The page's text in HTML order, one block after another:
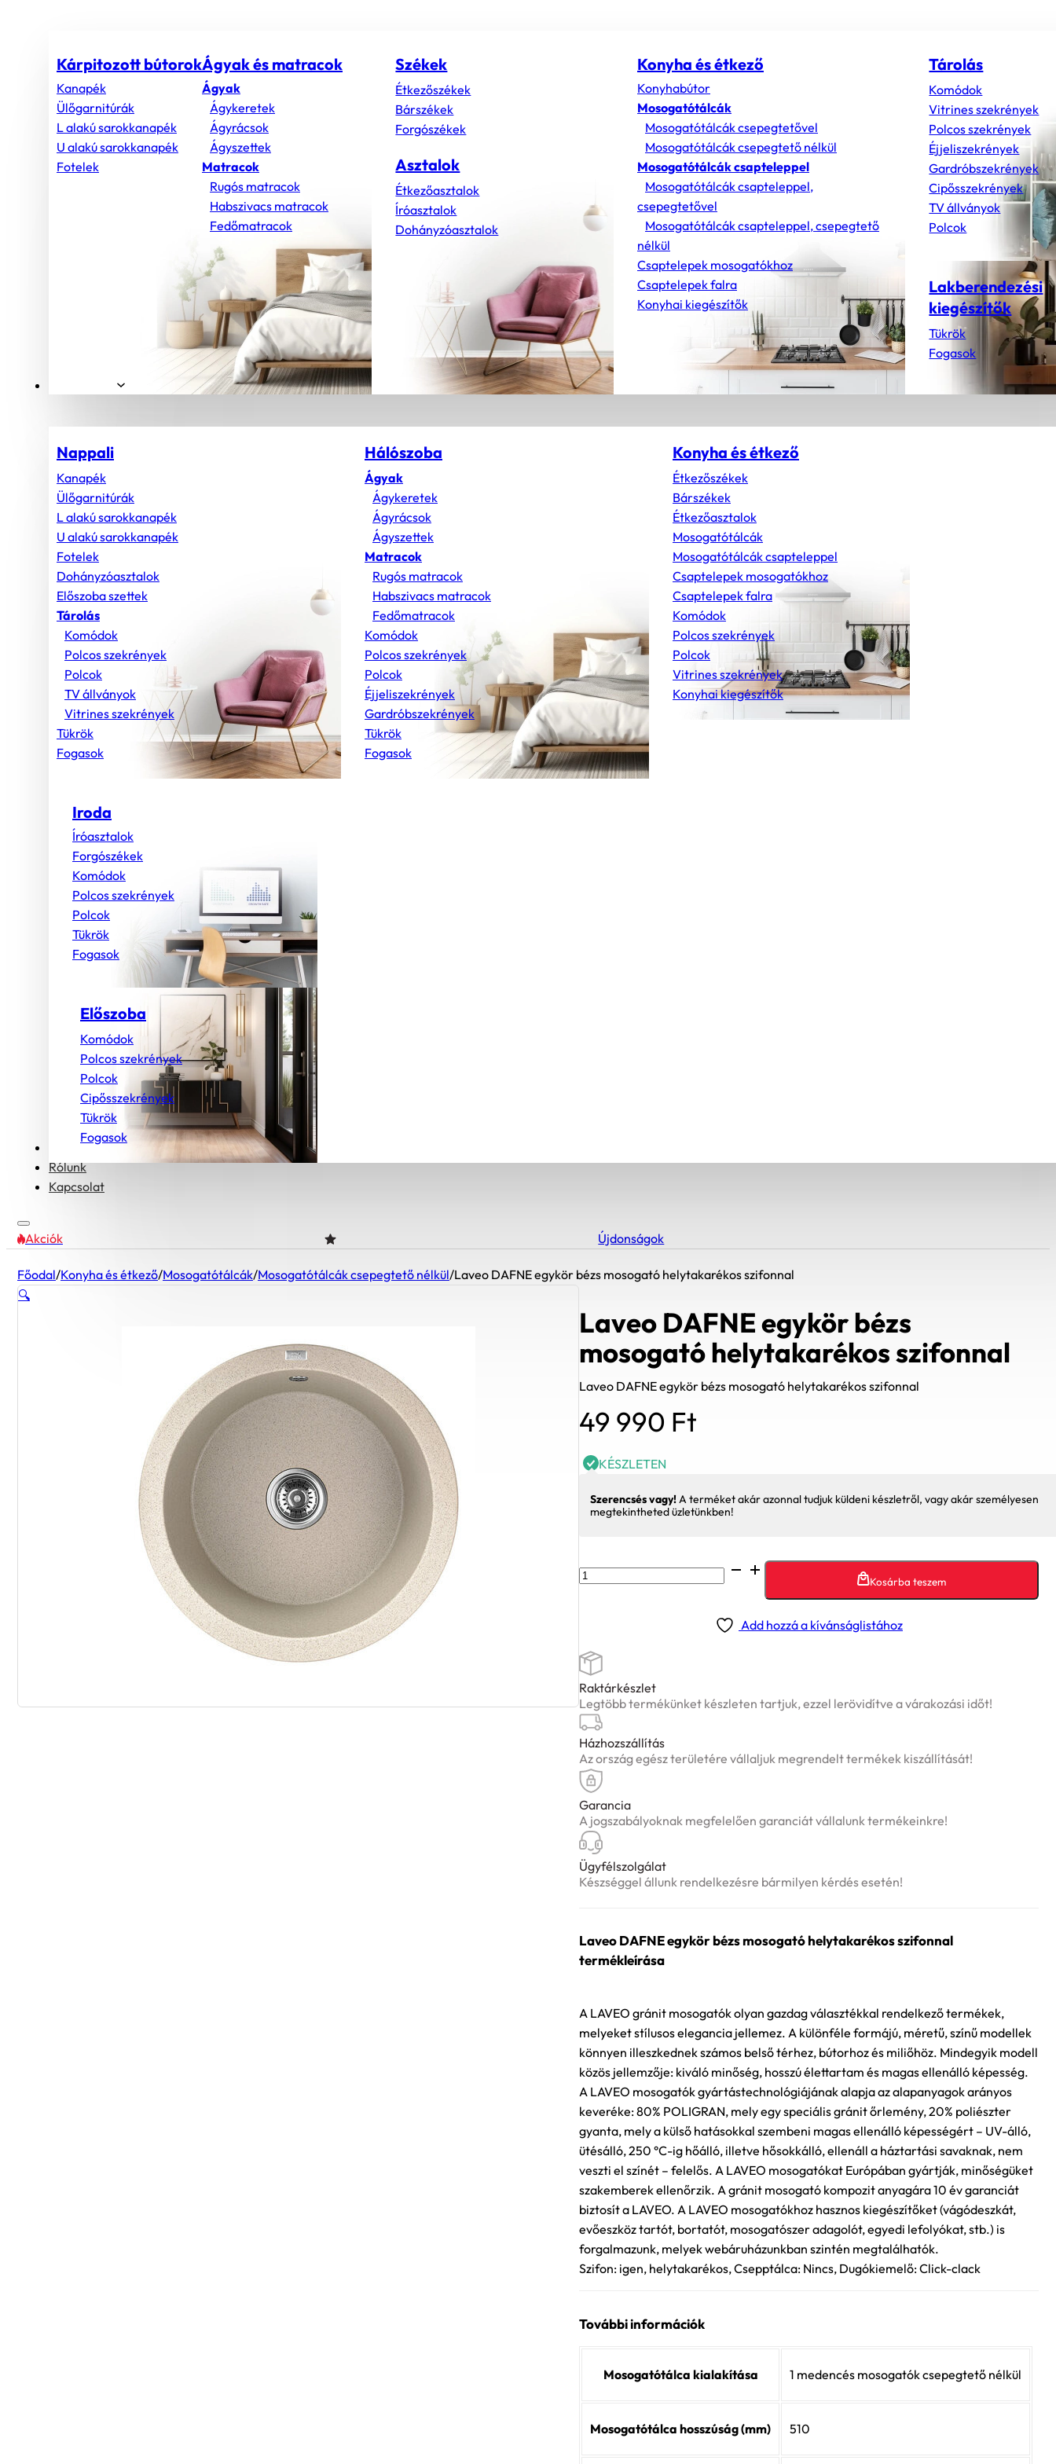
Kárpitozott bútorok
Kanapék
Ülőgarnitúrák
L alakú sarokkanapék
U alakú sarokkanapék
Fotelek
Ágyak és matracok
Ágyak
Ágykeretek
Ágyrácsok
Ágyszettek
Matracok
Rugós matracok
Habszivacs matracok
Fedőmatracok
Székek
Étkezőszékek
Bárszékek
Forgószékek
Asztalok
Étkezőasztalok
Íróasztalok
Dohányzóasztalok
Konyha és étkező
Konyhabútor
Mosogatótálcák
Mosogatótálcák csepegtetővel
Mosogatótálcák csepegtető nélkül
Mosogatótálcák csapteleppel
Mosogatótálcák csapteleppel,
csepegtetővel
Mosogatótálcák csapteleppel, csepegtető
nélkül
Csaptelepek mosogatókhoz
Csaptelepek falra
Konyhai kiegészítők
Tárolás
Komódok
Vitrines szekrények
Polcos szekrények
Éjjeliszekrények
Gardróbszekrények
Cipősszekrények
TV állványok
Polcok
Lakberendezési
kiegészítők
Tükrök
Fogasok
Nappali
Kanapék
Ülőgarnitúrák
L alakú sarokkanapék
U alakú sarokkanapék
Fotelek
Dohányzóasztalok
Előszoba szettek
Tárolás
Komódok
Polcos szekrények
Polcok
TV állványok
Vitrines szekrények
Tükrök
Fogasok
Hálószoba
Ágyak
Ágykeretek
Ágyrácsok
Ágyszettek
Matracok
Rugós matracok
Habszivacs matracok
Fedőmatracok
Komódok
Polcos szekrények
Polcok
Éjjeliszekrények
Gardróbszekrények
Tükrök
Fogasok
Konyha és étkező
Étkezőszékek
Bárszékek
Étkezőasztalok
Mosogatótálcák
Mosogatótálcák csapteleppel
Csaptelepek mosogatókhoz
Csaptelepek falra
Komódok
Polcos szekrények
Polcok
Vitrines szekrények
Konyhai kiegészítők
Iroda
Íróasztalok
Forgószékek
Komódok
Polcos szekrények
Polcok
Tükrök
Fogasok
Előszoba
Komódok
Polcos szekrények
Polcok
Cipősszekrények
Tükrök
Fogasok
Bútorcsaládok
Rólunk
Kapcsolat
Akciók Újdonságok
Főodal/Konyha és étkező/Mosogatótálcák/Mosogatótálcák csepegtető nélkül/Laveo DAFNE egykör bézs mosogató helytakarékos szifonnal
🔍
Laveo DAFNE egykör bézs
mosogató helytakarékos szifonnal
Laveo DAFNE egykör bézs mosogató helytakarékos szifonnal
49 990 Ft
KÉSZLETEN
Szerencsés vagy!A terméket akár azonnal tudjuk küldeni készletről, vagy akár személyesen
megtekintheted üzletünkben!
Laveo
DAFNE
mosogató
helytakarékos
szifonnal
mennyiség
Kosárba teszem
Add hozzá a kívánságlistához
Raktárkészlet
Legtöbb termékünket készleten tartjuk, ezzel lerövidítve a várakozási időt!
Házhozszállítás
Az ország egész területére vállaljuk megrendelt termékek kiszállítását!
Garancia
A jogszabályoknak megfelelően garanciát vállalunk termékeinkre!
Ügyfélszolgálat
Készséggel állunk rendelkezésre bármilyen kérdés esetén!
Laveo DAFNE egykör bézs mosogató helytakarékos szifonnal
termékleírása
A LAVEO gránit mosogatók olyan gazdag választékkal rendelkező termékek,
melyeket stílusos elegancia jellemez. A különféle formájú, méretű, színű modellek
könnyen illeszkednek számos belső térhez, bútorhoz és miliőhöz. Mindegyik modell
közös jellemzője: kiváló minőség, hosszú élettartam és magas ellenálló képesség.
A LAVEO mosogatók gyártástechnológiájának alapja az alapanyagok arányos
keveréke: 80% POLIGRAN, mely egy speciális gránit őrlemény, 20% poliészter
gyanta, mely a külső hatásokkal szembeni magas ellenálló képességért – UV-álló,
ütésálló, 250 °C-ig hőálló, illetve hősokkálló, ellenáll a háztartási savaknak, nem
veszti el színét – felelős. A LAVEO mosogatókat Európában gyártják, minőségüket
szakemberek ellenőrzik. A gránit mosogató kompozit anyagára 10 év garanciát
biztosít a LAVEO. A LAVEO mosogatókhoz hasznos kiegészítőket (vágódeszkát,
evőeszköz tartót, bortatót, mosogatószer adagolót, egyedi lefolyókat, stb.) is
forgalmazunk, melyek webáruházunkban szintén megtalálhatók.
Szifon: igen, helytakarékos, Csepptálca: Nincs, Dugókiemelő: Click-clack
További információk
Mosogatótálca kialakítása 1 medencés mosogatók csepegtető nélkül
Mosogatótálca hosszúság (mm) 510